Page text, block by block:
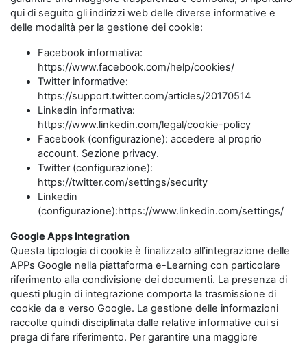
qui di seguito gli indirizzi web delle diverse informative e
delle modalità per la gestione dei cookie:
Facebook informativa:
https://www.facebook.com/help/cookies/
Twitter informative:
https://support.twitter.com/articles/20170514
Linkedin informativa:
https://www.linkedin.com/legal/cookie-policy
Facebook (configurazione): accedere al proprio
account. Sezione privacy.
Twitter (configurazione):
https://twitter.com/settings/security
Linkedin
(configurazione):https://www.linkedin.com/settings/
Google Apps Integration
Questa tipologia di cookie è finalizzato all’integrazione delle
APPs Google nella piattaforma e-Learning con particolare
riferimento alla condivisione dei documenti. La presenza di
questi plugin di integrazione comporta la trasmissione di
cookie da e verso Google. La gestione delle informazioni
raccolte quindi disciplinata dalle relative informative cui si
prega di fare riferimento. Per garantire una maggiore